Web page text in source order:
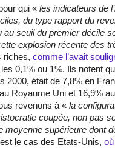
qui « les indicateurs de
du type rapport du
au seuil du premier décile
explosion récente des
riches, comme l’avait
0,1% ou 1%. Ils notent
2000, était de 7,8% en
Royaume Uni et 16,9%
revenons à « la
coupée, non pas
supérieure dont
le cas des Etats-Unis,